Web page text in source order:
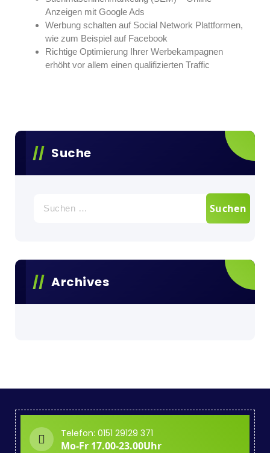
Anzeigen mit Google Ads
Werbung schalten auf Social Network Plattformen,
wie zum Beispiel auf Facebook
Richtige Optimierung Ihrer Werbekampagnen
erhöht vor allem einen qualifizierten Traffic
Suche
Archives
Telefon: 0151 29129 371
Mo-Fr 17.00-23.00Uhr